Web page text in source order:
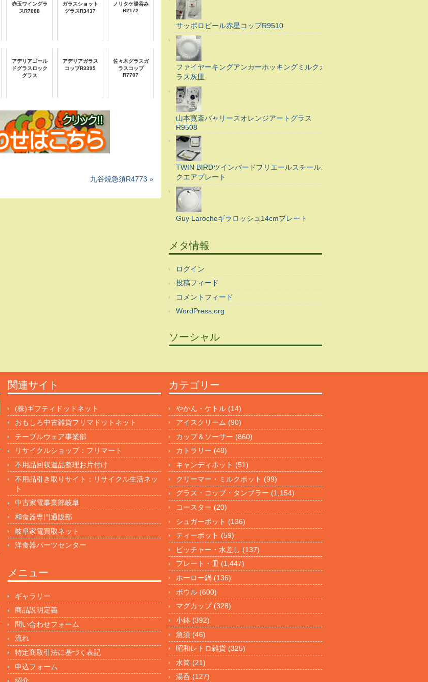
赤玉ワイングラ
スR7088
ガラスショット
グラスR3437
ノリタケ湯呑み
R2172
アデリアゴール
ドグラスロック
グラス
アデリアガラス
コップR3395
佐々木グラスガ
ラスコップ
R7707
九谷焼急須R4773 »
サッポロビール赤星コップR9510
ファイヤーキングアンカーホッキングミルクガ
ラス灰皿
山本寛斎バャリースオレンジアートグラス
R9508
TWIN BIRDツインバードプリエールスチールス
クエアプレート
Guy Larocheギラロッシュ14cmプレート
メタ情報
ログイン
投稿フィード
コメントフィード
WordPress.org
ソーシャル
関連サイト
(株)ギフティドットネット
おもしろ中古雑貨フリマドットネット
テーブルウェア事業部
リサイクルショップ：フリマート
不用品回収遺品整理お片付け
不用品引き取りサイト：リサイクル生活ネッ
ト
中古家電事業部岐阜
和食器専門通販部
岐阜家電買取ネット
洋食器パーツセンター
カテゴリー
やかん・ケトル (14)
アイスクリーム (90)
カップ＆ソーサー (860)
カトラリー (48)
キャンディポット (51)
クリーマー・ミルクポット (99)
グラス・コップ・タンブラー (1,154)
コースター (20)
シュガーポット (136)
ティーポット (59)
ピッチャー・水差し (137)
プレート・皿 (1,447)
ホーロー鍋 (136)
ボウル (600)
マグカップ(328)
小鉢 (392)
急須 (46)
昭和レトロ雑貨 (325)
水筒 (21)
湯呑 (127)
メニュー
ギャラリー
商品説明定義
問い合わせフォーム
流れ
特定商取引法に基づく表記
申込フォーム